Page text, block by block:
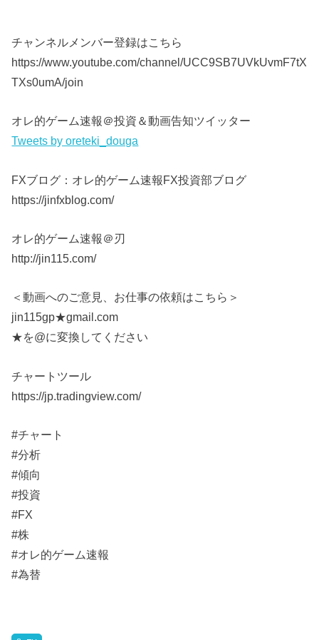
チャンネルメンバー登録はこちら
https://www.youtube.com/channel/UCC9SB7UVkUvmF7tX
TXs0umA/join
オレ的ゲーム速報＠投資＆動画告知ツイッター
Tweets by oreteki_douga
FXブログ：オレ的ゲーム速報FX投資部ブログ
https://jinfxblog.com/
オレ的ゲーム速報＠刃
http://jin115.com/
＜動画へのご意見、お仕事の依頼はこちら＞
jin115gp★gmail.com
★を@に変換してください
チャートツール
https://jp.tradingview.com/
#チャート
#分析
#傾向
#投資
#FX
#株
#オレ的ゲーム速報
#為替